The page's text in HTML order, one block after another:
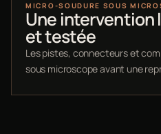
MICRO-SOUDURE SOUS
Une intervention
et testée
Les pistes, connecteurs et
sous microscope avant une